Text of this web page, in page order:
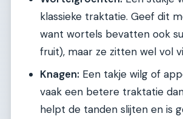
klassieke traktatie. Geef dit
want wortels bevatten ook
fruit), maar ze zitten wel vol
Knagen: Een takje wilg of
vaak een betere traktatie
helpt de tanden slijten en is